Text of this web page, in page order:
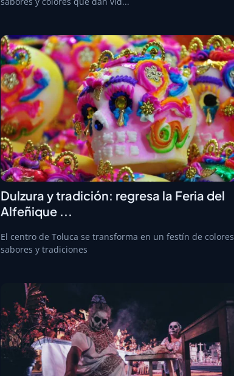
Dulzura y tradición: regresa la Feria del
Alfeñique ...
El centro de Toluca se transforma en un festín de
sabores y tradiciones